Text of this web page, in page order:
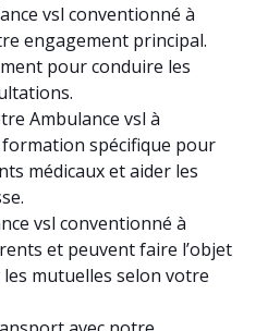
vsl conventionné à
engagement principal.
pour conduire les
Ambulance vsl à
spécifique pour
médicaux et aider les
vsl conventionné à
et peuvent faire l’objet
mutuelles selon votre